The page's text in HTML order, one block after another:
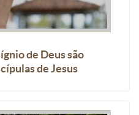
de Deus são
de Jesus